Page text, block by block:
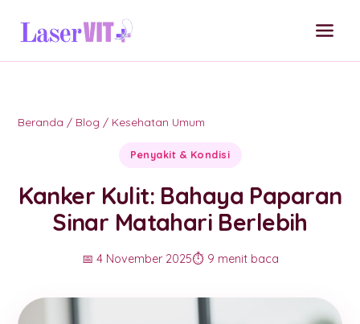
Beranda / Blog / Kesehatan Umum
Penyakit & Kondisi
Kanker Kulit: Bahaya Paparan
Sinar Matahari Berlebih
📅 4 November 2025⏱️ 9 menit baca